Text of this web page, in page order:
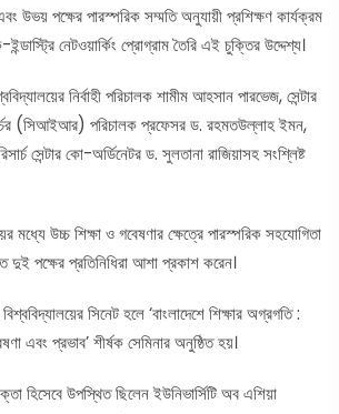
উভয় পক্ষের পারস্পরিক সম্মতি অনুযায়ী প্রশিক্ষণ কার্যক্রম
নেটওয়ার্কিং প্রোগ্রাম তৈরি এই চুক্তির উদ্দেশ্য।
নির্বাহী পরিচালক শামীম আহসান পারভেজ, সেন্টার
(সিআইআর) পরিচালক প্রফেসর ড. রহমতউল্লাহ ইমন,
সেন্টার কো-অর্ডিনেটর ড. সুলতানা রাজিয়াসহ সংশ্লিষ্ট
মধ্যে উচ্চ শিক্ষা ও গবেষণার ক্ষেত্রে পারস্পরিক সহযোগিতা
দুই পক্ষের প্রতিনিধিরা আশা প্রকাশ করেন।
সিনেট হলে ‘বাংলাদেশে শিক্ষার অগ্রগতি :
এবং প্রভাব’ শীর্ষক সেমিনার অনুষ্ঠিত হয়।
হিসেবে উপস্থিত ছিলেন ইউনিভার্সিটি অব এশিয়া